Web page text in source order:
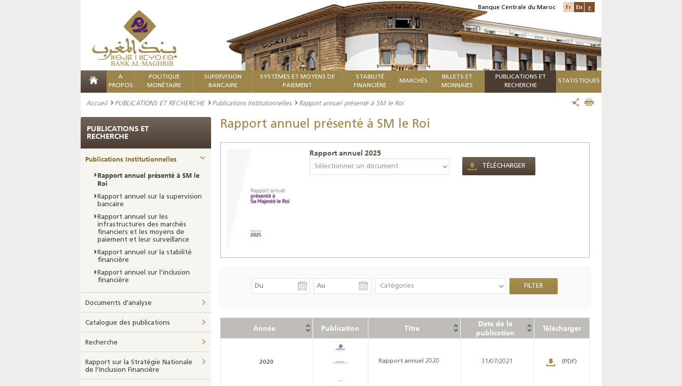
Banque Centrale du Maroc Fr En ع
A
PROPOS
POLITIQUE
MONÉTAIRE
SUPERVISION
BANCAIRE
SYSTÈMES ET MOYENS DE
PAIEMENT
STABILITÉ
FINANCIÈRE
MARCHÉS
BILLETS ET
MONNAIES
PUBLICATIONS ET
RECHERCHE
STATISTIQUES
Accueil PUBLICATIONS ET RECHERCHE Publications Institutionnelles Rapport annuel présenté à SM le Roi
Rapport annuel présenté à SM le Roi
Rapport annuel 2025
TÉLÉCHARGER
Année Publication Titre
Date de la
publication
Télécharger
2020 Rapport annuel 2020 31/07/2021 (PDF)
PUBLICATIONS ET
RECHERCHE
Publications Institutionnelles
Rapport annuel présenté à SM le
Roi
Rapport annuel sur la supervision
bancaire
Rapport annuel sur les
infrastructures des marchés
financiers et les moyens de
paiement et leur surveillance
Rapport annuel sur la stabilité
financière
Rapport annuel sur l’inclusion
financière
Documents d'analyse
Catalogue des publications
Recherche
Rapport sur la Stratégie Nationale
de l’Inclusion Financière